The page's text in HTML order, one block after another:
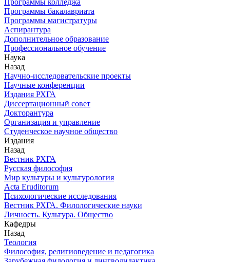
Программы колледжа
Программы бакалавриата
Программы магистратуры
Аспирантура
Дополнительное образование
Профессиональное обучение
Наука
Назад
Научно-исследовательские проекты
Научные конференции
Издания РХГА
Диссертационный совет
Докторантура
Организация и управление
Студенческое научное общество
Издания
Назад
Вестник РХГА
Русская философия
Мир культуры и культурология
Acta Eruditorum
Психологические исследования
Вестник РХГА. Филологические науки
Личность. Культура. Общество
Кафедры
Назад
Теология
Философия, религиоведение и педагогика